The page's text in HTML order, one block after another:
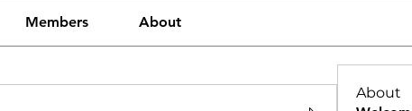
Members About
About